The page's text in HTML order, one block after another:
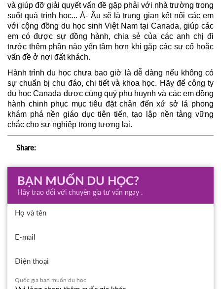
và giúp đỡ giải quyết vấn đề gặp phải với nhà trường trong
suốt quá trình học... Á- Âu sẽ là trung gian kết nối các em
với cộng đồng du học sinh Việt Nam tại Canada, giúp các
em có được sự đồng hành, chia sẻ của các anh chị đi
trước thêm phần nào yên tâm hơn khi gặp các sự cố hoặc
vấn đề ở nơi đất khách.
Hành trình du học chưa bao giờ là dễ dàng nếu không có
sự chuẩn bị chu đáo, chi tiết và khoa học. Hãy để công ty
du học Canada được cùng quý phụ huynh và các em đồng
hành chinh phục mục tiêu đặt chân đến xứ sở lá phong
khám phá nền giáo dục tiên tiến, tạo lập nền tảng vững
chắc cho sự nghiệp trong tương lai.
Share:
BẠN MUỐN DU HỌC?
Hãy trao đổi với chuyên gia tư vấn ngay .
Họ và tên
E-mail
Điện thoại
Quốc gia bạn muốn du học